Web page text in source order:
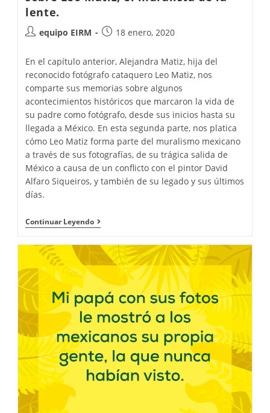
lente.
equipo EIRM 18 enero, 2020
En el capítulo anterior, Alejandra Matiz, hija del
reconocido fotógrafo cataquero Leo Matiz, nos
comparte sus memorias sobre algunos
acontecimientos históricos que marcaron la vida de
su padre como fotógrafo, desde sus inicios hasta su
llegada a México. En esta segunda parte, nos platica
cómo Leo Matiz forma parte del muralismo mexicano
a través de sus fotografías, de su trágica salida de
México a causa de un conflicto con el pintor David
Alfaro Siqueiros, y también de su legado y sus últimos
días.
Continuar Leyendo